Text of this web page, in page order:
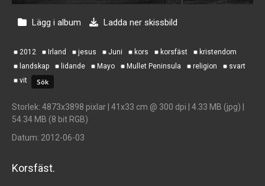
Lägg i album Ladda ner skissbild
2012 Irland jesus Juni kors korsfäst
kristendom
landskap
lidande Mayo Mullet Peninsula religion
svart
vit
Storlek: 4873x3898 pixlar | 41x33 cm @ 300 dpi | 4.33 MB (jpg) |
54.34 MB (8 bit RGB)
Datum: 2012-06-03
Korsfäst.